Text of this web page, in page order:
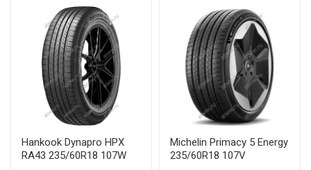
Hankook Dynapro HPX
RA43 235/60R18 107W
Michelin Primacy 5 Energy
235/60R18 107V